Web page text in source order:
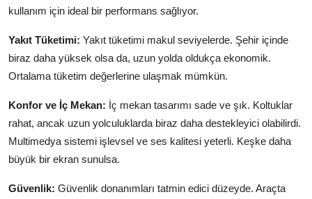
kullanım için ideal bir performans sağlıyor.
Yakıt Tüketimi: Yakıt tüketimi makul seviyelerde. Şehir içinde
biraz daha yüksek olsa da, uzun yolda oldukça ekonomik.
Ortalama tüketim değerlerine ulaşmak mümkün.
Konfor ve İç Mekan: İç mekan tasarımı sade ve şık. Koltuklar
rahat, ancak uzun yolculuklarda biraz daha destekleyici olabilirdi.
Multimedya sistemi işlevsel ve ses kalitesi yeterli. Keşke daha
büyük bir ekran sunulsa.
Güvenlik: Güvenlik donanımları tatmin edici düzeyde. Araçta